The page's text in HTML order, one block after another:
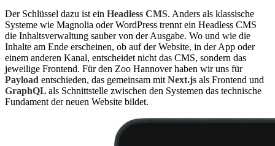
Der Schlüssel dazu ist ein Headless CMS. Anders als klassische
Systeme wie Magnolia oder WordPress trennt ein Headless CMS
die Inhaltsverwaltung sauber von der Ausgabe. Wo und wie die
Inhalte am Ende erscheinen, ob auf der Website, in der App oder
einem anderen Kanal, entscheidet nicht das CMS, sondern das
jeweilige Frontend. Für den Zoo Hannover haben wir uns für
Payload entschieden, das gemeinsam mit Next.js als Frontend und
GraphQL als Schnittstelle zwischen den Systemen das technische
Fundament der neuen Website bildet.